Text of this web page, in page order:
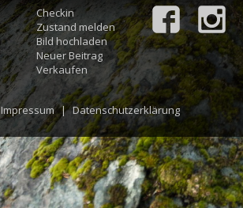
Checkin
Zustand melden
Bild hochladen
Neuer Beitrag
Verkaufen
Impressum | Datenschutzerklärung